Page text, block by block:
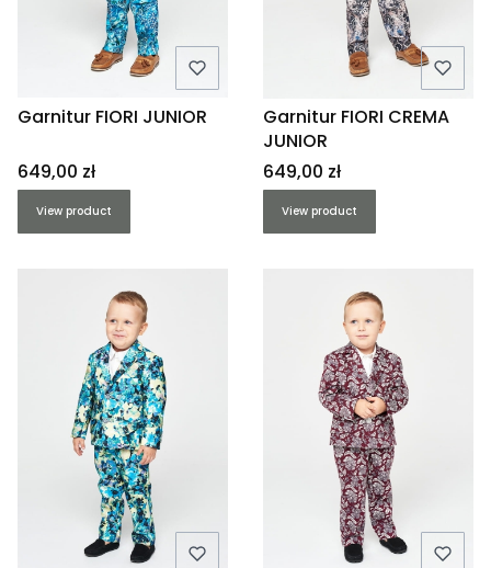
Garnitur FIORI JUNIOR
Price
649,00 zł
View product
Garnitur FIORI CREMA
JUNIOR
Price
649,00 zł
View product